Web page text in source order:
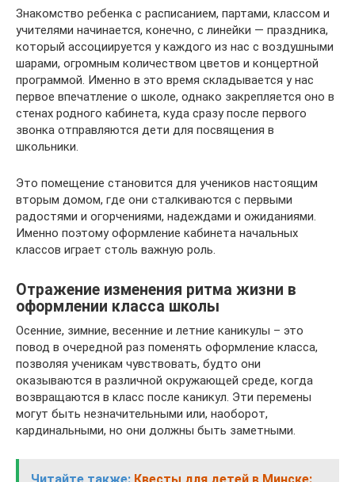
Знакомство ребенка с расписанием, партами, классом и
учителями начинается, конечно, с линейки — праздника,
который ассоциируется у каждого из нас с воздушными
шарами, огромным количеством цветов и концертной
программой. Именно в это время складывается у нас
первое впечатление о школе, однако закрепляется оно в
стенах родного кабинета, куда сразу после первого
звонка отправляются дети для посвящения в
школьники.
Это помещение становится для учеников настоящим
вторым домом, где они сталкиваются с первыми
радостями и огорчениями, надеждами и ожиданиями.
Именно поэтому оформление кабинета начальных
классов играет столь важную роль.
Отражение изменения ритма жизни в
оформлении класса школы
Осенние, зимние, весенние и летние каникулы – это
повод в очередной раз поменять оформление класса,
позволяя ученикам чувствовать, будто они
оказываются в различной окружающей среде, когда
возвращаются в класс после каникул. Эти перемены
могут быть незначительными или, наоборот,
кардинальными, но они должны быть заметными.